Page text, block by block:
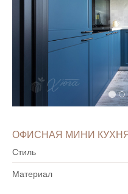
ОФИСНАЯ МИНИ
Стиль
Материал